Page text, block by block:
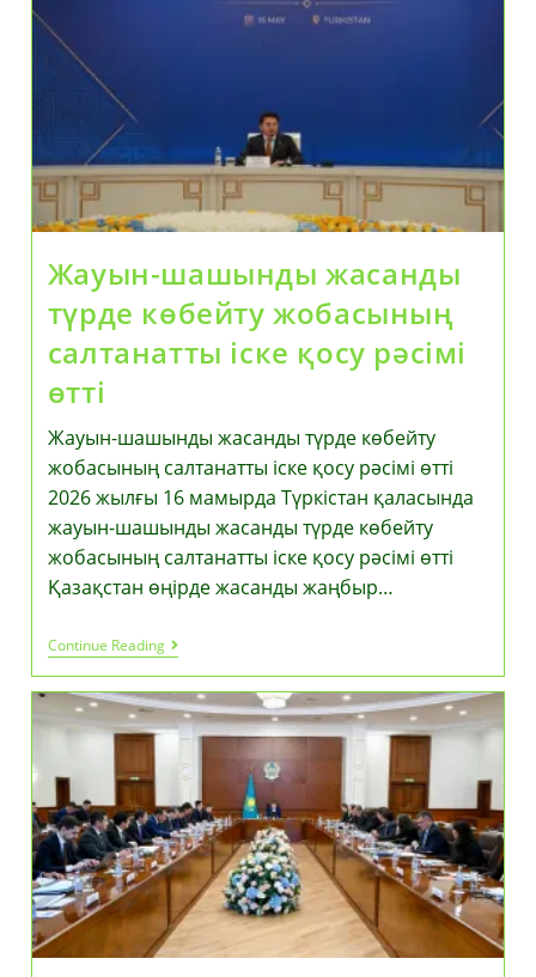
Жауын-шашынды жасанды
түрде көбейту жобасының
салтанатты іске қосу рәсімі
өтті
Жауын-шашынды жасанды түрде көбейту
жобасының салтанатты іске қосу рәсімі өтті
2026 жылғы 16 мамырда Түркістан қаласында
жауын-шашынды жасанды түрде көбейту
жобасының салтанатты іске қосу рәсімі өтті
Қазақстан өңірде жасанды жаңбыр…
Continue ReadingЖауын-
Шашынды
Жасанды
Түрде
Көбейту
Жобасының
Салтанатты
Іске
Қосу
Рәсімі
Өтті